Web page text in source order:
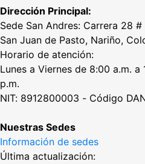
Dirección Principal:
Sede San Andres: Carrera 28 #
San Juan de Pasto, Nariño,
Horario de atención:
Lunes a Viernes de 8:00 a.m.
p.m.
NIT: 8912800003 - Código
Nuestras Sedes
Información de sedes
Última actualización: